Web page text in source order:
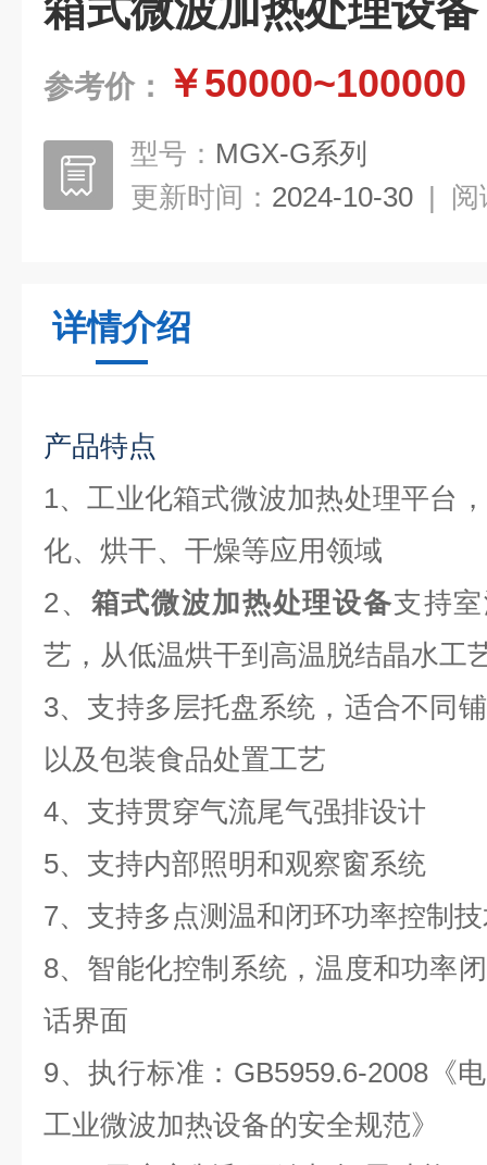
箱式微波加热处理设备
参考价： ￥50000~100000
型号： MGX-G系列
更新时间： 2024-10-30 | 阅
详情介绍
产品特点
1、工业化箱式微波加热处理平台
化、烘干、干燥等应用领域
2、 箱式微波加热处理设备支持
艺，从低温烘干到高温脱结晶水工
3、支持多层托盘系统，适合不同
以及包装食品处置工艺
4、支持贯穿气流尾气强排设计
5、支持内部照明和观察窗系统
7、支持多点测温和闭环功率控制
8、智能化控制系统，温度和功率
话界面
9、执行标准：GB5959.6-2008《
工业微波加热设备的安全规范》